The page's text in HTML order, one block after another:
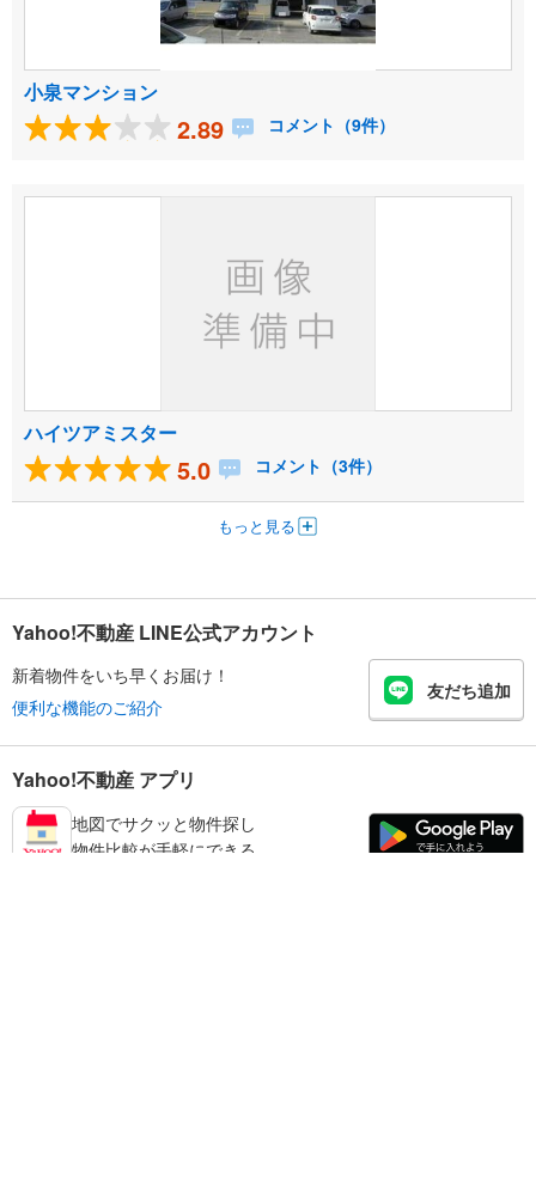
小泉マンション
2.89 コメント（9件）
ハイツアミスター
5.0 コメント（3件）
もっと見る
Yahoo!不動産 LINE公式アカウント
新着物件をいち早くお届け！
便利な機能のご紹介
友だち追加
Yahoo!不動産 アプリ
地図でサクッと物件探し
物件比較が手軽にできる